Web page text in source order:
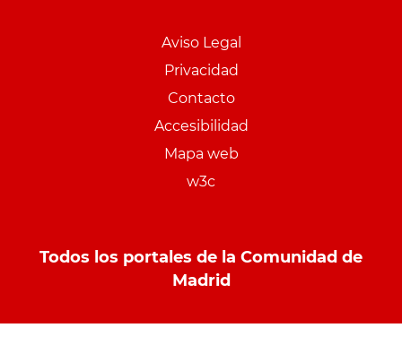
Aviso Legal
Privacidad
Contacto
Accesibilidad
Mapa web
w3c
Todos los portales de la Comunidad de
Madrid